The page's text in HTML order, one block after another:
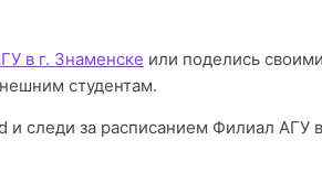
в г. Знаменске или поделись
студентам.
и следи за расписанием Филиал АГУ